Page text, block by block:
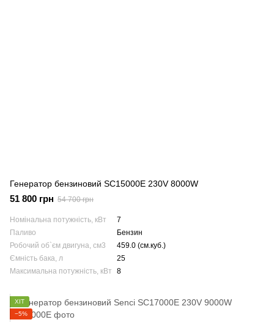
Генератор бензиновий SC15000E 230V 8000W
51 800 грн 54 700 грн
Номінальна потужність, кВт
7
Паливо
Бензин
Робочий об`єм двигуна, см3
459.0 (см.куб.)
Ємність бака, л
25
Максимальна потужність, кВт
8
ХІТ
−5%